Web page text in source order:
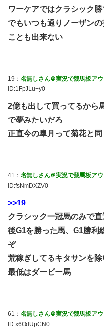
ワーケアではクラシック勝
でもいつも通りノーザン
ことも出来ない
19： 名無しさん＠実況で競馬板アウ
ID:1FpJLu+y0
2億も出して買ってるから
で夢みたいだろ
正直今の皐月って菊花と
41： 名無しさん＠実況で競馬板アウ
ID:fsNmDXZV0
>>19
クラシック一冠馬のみで
後G1を勝った馬、G1勝利
ぞ
荒稼ぎしてるキタサンを
最低はダービー馬
61： 名無しさん＠実況で競馬板アウ
ID:x6OdUpCN0